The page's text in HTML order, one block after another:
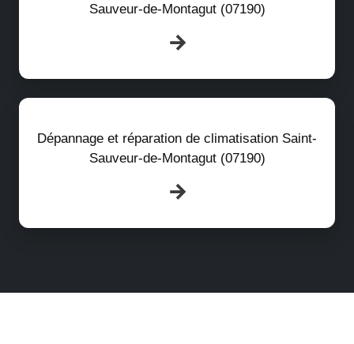
Sauveur-de-Montagut (07190)
Dépannage et réparation de climatisation Saint-
Sauveur-de-Montagut (07190)